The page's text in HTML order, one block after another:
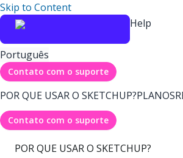
Skip to Content
Help
Português
Contato com o suporte
POR QUE USAR O SKETCHUP?PLANOS
Contato com o suporte
POR QUE USAR O SKETCHUP?